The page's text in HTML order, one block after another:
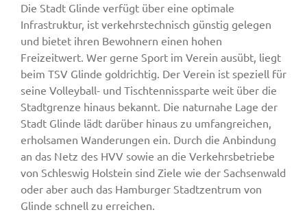
Die Stadt Glinde verfügt über eine optimale
Infrastruktur, ist verkehrstechnisch günstig gelegen
und bietet ihren Bewohnern einen hohen
Freizeitwert. Wer gerne Sport im Verein ausübt, liegt
beim TSV Glinde goldrichtig. Der Verein ist speziell für
seine Volleyball- und Tischtennissparte weit über die
Stadtgrenze hinaus bekannt. Die naturnahe Lage der
Stadt Glinde lädt darüber hinaus zu umfangreichen,
erholsamen Wanderungen ein. Durch die Anbindung
an das Netz des HVV sowie an die Verkehrsbetriebe
von Schleswig Holstein sind Ziele wie der Sachsenwald
oder aber auch das Hamburger Stadtzentrum von
Glinde schnell zu erreichen.